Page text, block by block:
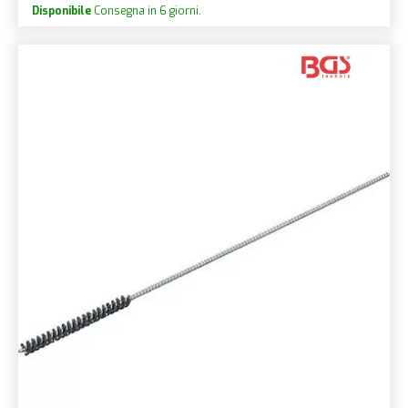
Disponibile Consegna in 6 giorni.